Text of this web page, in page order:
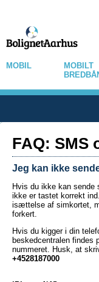
MOBIL
MOBILT
FAQ:
Jeg kan ikke
Hvis du ikke kan sende
ikke er tastet korrekt
isættelse af simkortet,
forkert.
Hvis du kigger i din
beskedcentralen findes
nummeret. Husk, at
+4528187000